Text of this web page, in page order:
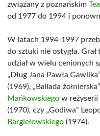
związany z poznańskim
od 1977 do 1994 i
W latach 1994-1997
do sztuki nie ostygła.
udział w wielu cenionych
„Dług Jana Pawła
(1969), „Ballada
Mańkowskiego w reżyserii
(1970), czy „Godiwa”
Bargiełowskiego (1974).